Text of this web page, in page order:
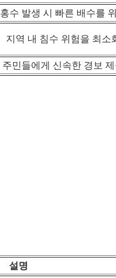
홍수 발생 시 빠른 배수를
지역 내 침수 위험을 최소
주민들에게 신속한 경보
설명